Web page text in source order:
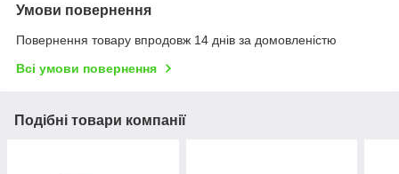
Умови повернення
Повернення товару впродовж 14 днів за домовленістю
Всі умови повернення
Подібні товари компанії